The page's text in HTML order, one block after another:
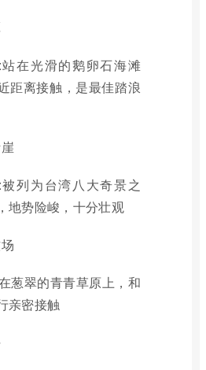
在光滑的鹅卵石海滩
距离接触，是最佳踏浪
列为台湾八大奇景之
地势险峻，十分壮观
葱翠的青青草原上，和
亲密接触